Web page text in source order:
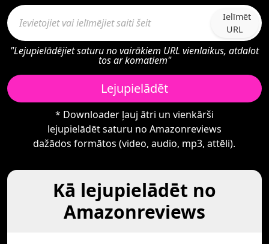
Ielīmēt
URL
"Lejupielādējiet saturu no vairākiem URL vienlaikus, atdalot
tos ar komatiem"
Lejupielādēt
* Downloader ļauj ātri un vienkārši
lejupielādēt saturu no Amazonreviews
dažādos formātos (video, audio, mp3, attēli).
Kā lejupielādēt no
Amazonreviews